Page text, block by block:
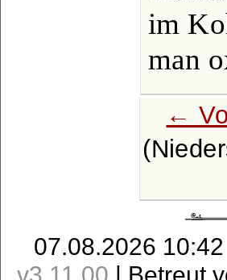
im
man
←
07.08.2026
v3.11.00 | Betreut